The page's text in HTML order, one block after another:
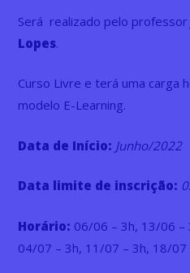
Será realizado pelo professor
Lopes.
Curso Livre e terá uma carga
modelo E-Learning.
Data de Início: Junho/2022
Data limite de inscrição:
Horário: 06/06 – 3h, 13/06 –
04/07 – 3h, 11/07 – 3h, 18/07